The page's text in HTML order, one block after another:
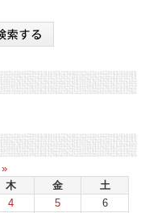
»
木 金
土
4 5
6